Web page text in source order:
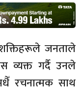
जनताले
व्यक्त गर्दै उनले
रचनात्मक साथ